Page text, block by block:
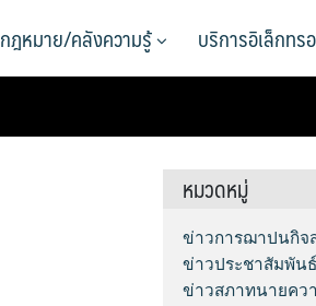
กฎหมาย/คลังความรู้ บริการอิเล็กทร
หมวดหมู่
ข่าวการฌาปนกิจ
ข่าวประชาสัมพันธ์
ข่าวสภาทนายคว